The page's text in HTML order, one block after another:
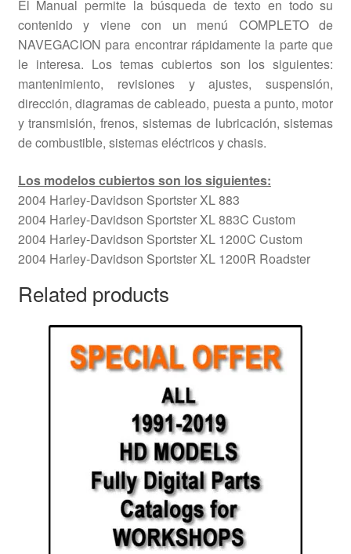
El Manual permite la búsqueda de texto en todo su
contenido y viene con un menú COMPLETO de
NAVEGACION para encontrar rápidamente la parte que
le interesa. Los temas cubiertos son los siguientes:
mantenimiento, revisiones y ajustes, suspensión,
dirección, diagramas de cableado, puesta a punto, motor
y transmisión, frenos, sistemas de lubricación, sistemas
de combustible, sistemas eléctricos y chasis.
Los modelos cubiertos son los siguientes:
2004 Harley-Davidson Sportster XL 883
2004 Harley-Davidson Sportster XL 883C Custom
2004 Harley-Davidson Sportster XL 1200C Custom
2004 Harley-Davidson Sportster XL 1200R Roadster
Related products